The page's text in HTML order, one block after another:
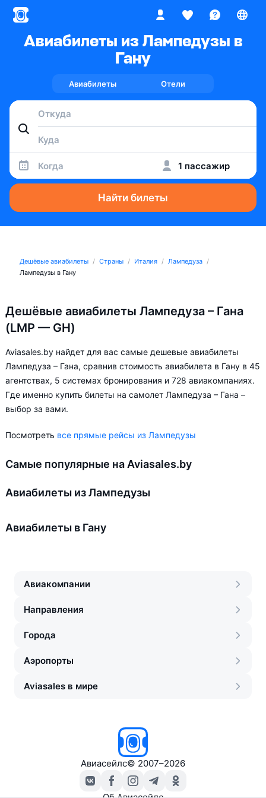
Авиабилеты из Лампедузы в
Гану
Авиабилеты Отели
Когда 1 пассажир
Найти билеты
Дешёвые авиабилеты Страны Италия
Лампедуза
Лампедузы в Гану
Дешёвые авиабилеты Лампедуза – Гана
(LMP — GH)
Aviasales.by найдет для вас самые дешевые авиабилеты
Лампедуза – Гана, сравнив стоимость авиабилета в Гану в 45
агентствах, 5 системах бронирования и 728 авиакомпаниях.
Где именно купить билеты на самолет Лампедуза – Гана –
выбор за вами.
Посмотреть все прямые рейсы из Лампедузы
Самые популярные на Aviasales.by
Авиабилеты из Лампедузы
Авиабилеты в Гану
Авиакомпании
Направления
Города
Аэропорты
Aviasales в мире
Авиасейлс© 2007–2026